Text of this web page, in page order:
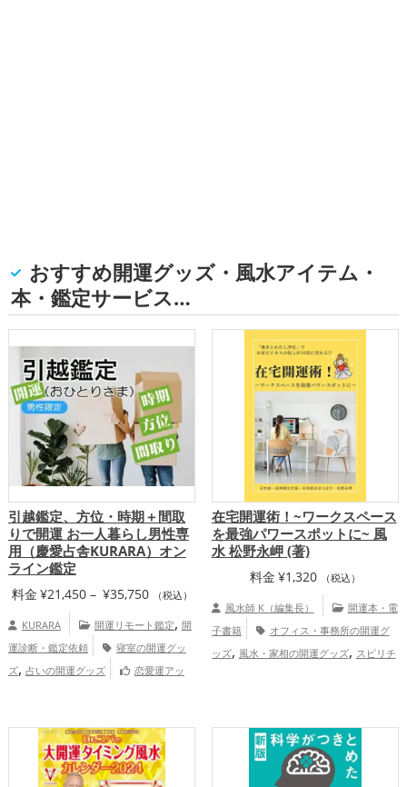
おすすめ開運グッズ・風水アイテム・
本・鑑定サービス…
引越鑑定、方位・時期＋間取
りで開運 お一人暮らし男性専
用（慶愛占舎KURARA）オン
ライン鑑定
料金 ¥21,450 – ¥35,750価（税込）
KURARA 開運リモート鑑定, 開
運診断・鑑定依頼
寝室の開運グッ
ズ, 占いの開運グッズ
恋愛運アッ
舎KURARAの個人向け鑑定
在宅開運術！~ワークスペース
を最強パワースポットに~ 風
水 松野永岬 (著)
料金 ¥1,320 （税込）
風水師 K（編集長）
開運本・電
子書籍
オフィス・事務所の開運グ
ッズ, 風水・家相の開運グッズ, スピリチ
,ビジネスの開運グッズ
, 家庭運・家族運アップ